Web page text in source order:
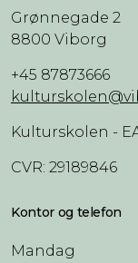
Grønnegade 2
8800 Viborg
+45 87873666
Kulturskolen -
CVR: 29189846
Kontor og telefon
Mandag